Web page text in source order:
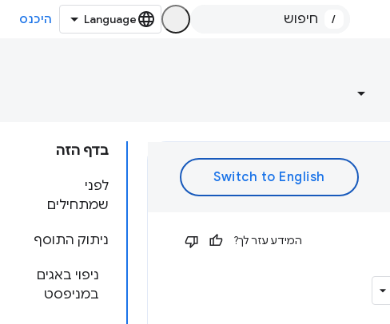
/ היכנס
בדף הזה
לפני
שמתחילים
ניתוק התוסף
ניפוי באגים
במניפסט
המידע עזר לך?